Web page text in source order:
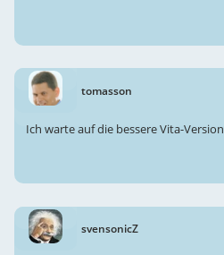
tomasson
Ich warte auf die bessere Vita-Version
svensonicZ